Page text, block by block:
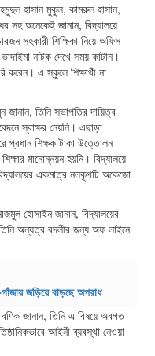
হাসান মুকুল, কামরুল হাসান,
সহ অনেকেই জানান, বিদ্যালয়ে
সহকারী শিক্ষিকা নিয়ে অফিস
নাটক দেখে সময় কাটান।
করেন। এ স্কুলে শিক্ষার্থী না
জানান, তিনি সভাপতির দায়িত্ব
স্বাক্ষর নেয়নি। এছাড়া
প্রধান শিক্ষক টাকা উত্তোলন
মানোন্নয়ন হয়নি। বিদ্যালয়ে
একমাত্র নলকূপটি অকেজো
হোসাইন জানান, বিদ্যালয়ের
অন্যত্র বদলীর জন্য অফ লাইনে
গাঁজায় জড়িয়ে বাড়ছে অপরাধ
বণিক জানান, তিনি এ বিষয়ে অবগত
আইনী ব্যবস্থা নেওয়া